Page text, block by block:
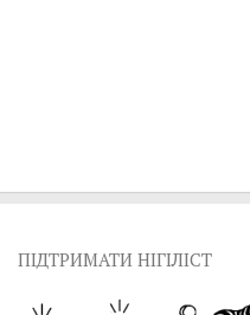
ПІДТРИМАТИ НІГІЛІСТ